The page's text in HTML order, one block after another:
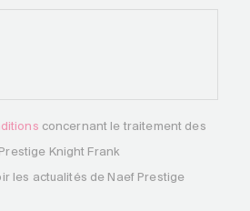
concernant le traitement des
Knight Frank
les actualités de Naef Prestige